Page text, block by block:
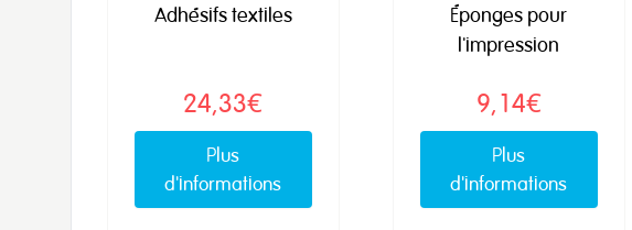
Adhésifs textiles
24,33€
Plus
d'informations
Éponges pour
l'impression
9,14€
Plus
d'informations